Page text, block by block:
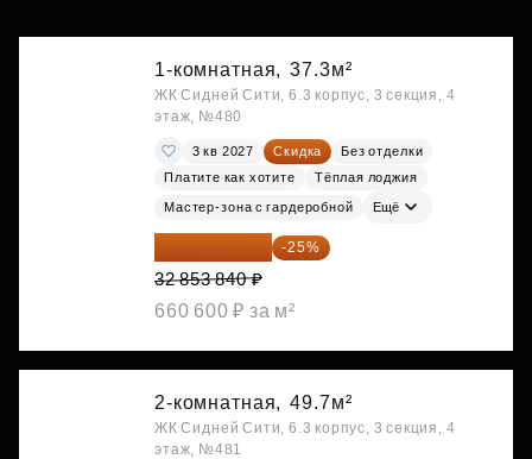
1-комнатная, 37.3м²
ЖК Сидней Сити, 6.3 корпус, 3 секция, 4
этаж, №480
3 кв 2027 Скидка
Без отделки
Платите как хотите
Тёплая лоджия
Мастер-зона с гардеробной Ещё
24 640 380 ₽ -25%
32 853 840 ₽
660 600 ₽ за м²
2-комнатная, 49.7м²
ЖК Сидней Сити, 6.3 корпус, 3 секция, 4
этаж, №481